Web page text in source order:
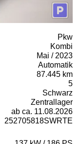
Pkw
Kombi
Mai / 2023
Automatik
87.445 km
5
Schwarz
Zentrallager
ab ca. 11.08.2026
252705818SWRTE